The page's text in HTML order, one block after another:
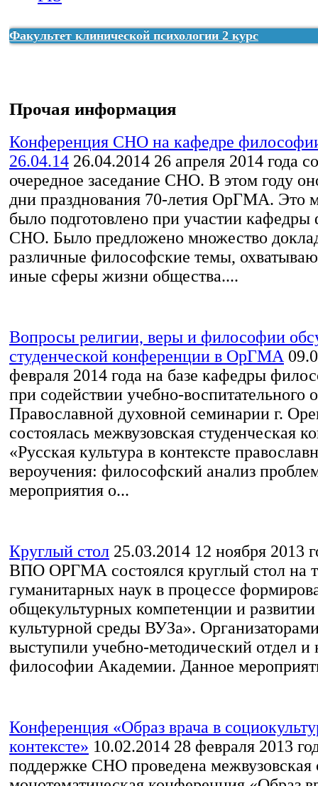
Факультет клинической психологии 2 курс
Магистратура
Медико-профилактический факультет 1 курс
Фармацевтический факультет 1 курс
Факультет клинической психологии 2 курс
Факультет клинической психологии 1 курс
Эстетика клинич. псих. факультет 1 курс осень 2021-2022
Положение о БРС кафедры
уч.г
Аспирантура
Факультет клинической психологии 2 курс
структура, функции, генезис науки.
Philosophy
Прочая информация
Конференция СНО на кафедре
26.04.14 26.04.2014 26 апреля 2014 года
очередное заседание СНО. В этом году
дни празднования 70-летия ОрГМА. Это
было подготовлено при участии
СНО. Было предложено множество
различные философские темы,
иные сферы жизни общества....
Вопросы религии, веры и философии
студенческой конференции в ОрГМА
февраля 2014 года на базе кафедры
при содействии учебно-воспитательного
Православной духовной семинарии г.
состоялась межвузовская студенческая
«Русская культура в контексте
вероучения: философский анализ
мероприятия о...
Круглый стол 25.03.2014 12 ноября 2013
ВПО ОРГМА состоялся круглый стол на
гуманитарных наук в процессе
общекультурных компетенции и
культурной среды ВУЗа».
выступили учебно-методический отдел и
философии Академии. Данное
Конференция «Образ врача в
контексте» 10.02.2014 28 февраля 2013
поддержке СНО проведена межвузовская